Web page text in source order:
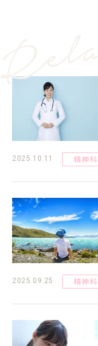
2025.10.11 精神
2025.09.25 精神